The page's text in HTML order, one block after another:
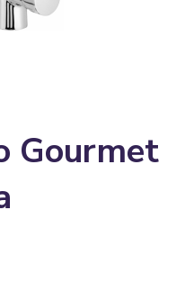
Gourmet